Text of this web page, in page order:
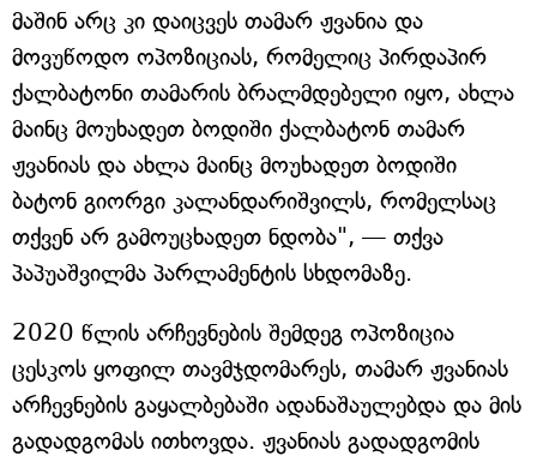
მაშინ არც კი დაიცვეს თამარ ჟვანია და
მოვუწოდო ოპოზიციას, რომელიც პირდაპირ
ქალბატონი თამარის ბრალმდებელი იყო, ახლა
მაინც მოუხადეთ ბოდიში ქალბატონ თამარ
ჟვანიას და ახლა მაინც მოუხადეთ ბოდიში
ბატონ გიორგი კალანდარიშვილს, რომელსაც
თქვენ არ გამოუცხადეთ ნდობა", — თქვა
პაპუაშვილმა პარლამენტის სხდომაზე.
2020 წლის არჩევნების შემდეგ ოპოზიცია
ცესკოს ყოფილ თავმჯდომარეს, თამარ ჟვანიას
არჩევნების გაყალბებაში ადანაშაულებდა და მის
გადადგომას ითხოვდა. ჟვანიას გადადგომის